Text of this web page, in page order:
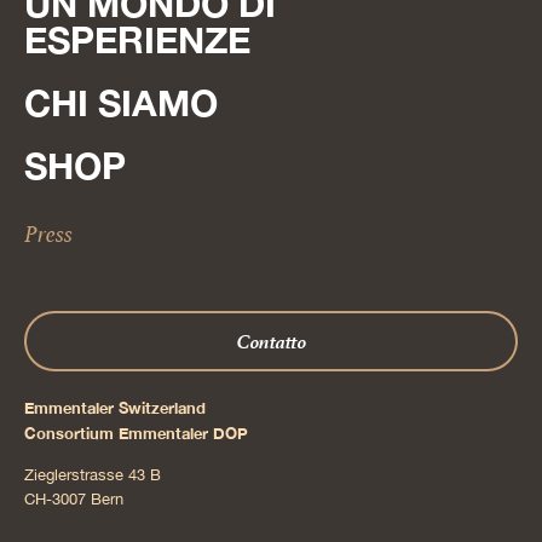
ESPERIENZE
CHI SIAMO
SHOP
Press
Contatto
Emmentaler Switzerland
Consortium Emmentaler DOP
Zieglerstrasse 43 B
CH-3007 Bern